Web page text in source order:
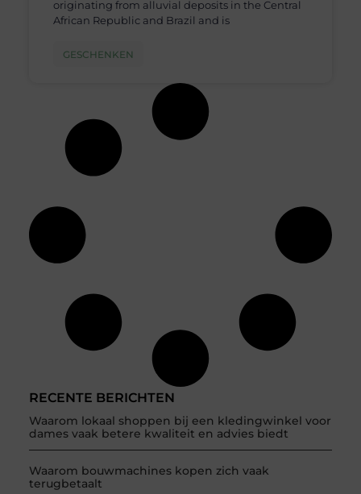
RECENTE BERICHTEN
Waarom lokaal shoppen bij een kledingwinkel voor
dames vaak betere kwaliteit en advies biedt
Waarom bouwmachines kopen zich vaak
terugbetaalt
originating from alluvial deposits in the Central
African Republic and Brazil and is
GESCHENKEN